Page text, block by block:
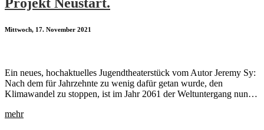
Mittwoch, 17. November 2021
Ein neues, hochaktuelles Jugendtheaterstück vom Autor Jeremy Sy:
Nach dem für Jahrzehnte zu wenig dafür getan wurde, den
Klimawandel zu stoppen, ist im Jahr 2061 der Weltuntergang nun…
mehr